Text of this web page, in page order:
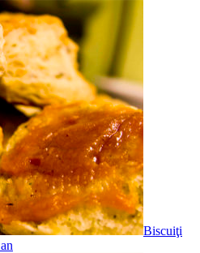
Biscuiţi
an